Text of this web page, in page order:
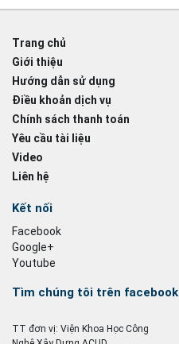
Trang chủ
Giới thiệu
Hướng dẫn sử dụng
Điều khoản dịch vụ
Chính sách thanh toán
Yêu cầu tài liệu
Video
Liên hệ
Kết nối
Facebook
Google+
Youtube
Tìm chúng tôi trên facebook
TT đơn vị: Viện Khoa Học Công